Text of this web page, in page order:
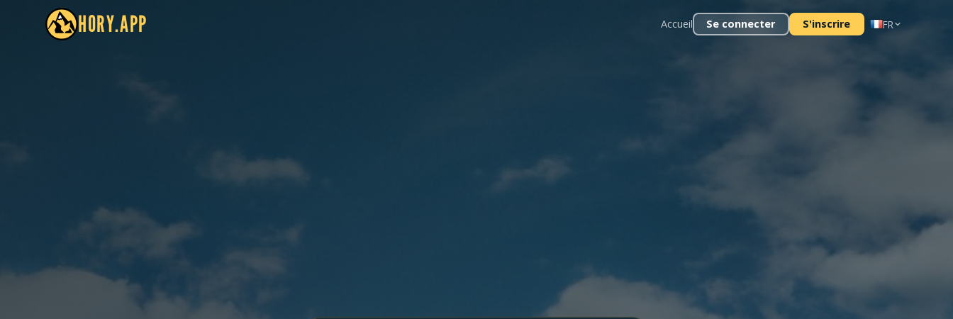
HORY.APP Accueil Se connecter S'inscrire FR